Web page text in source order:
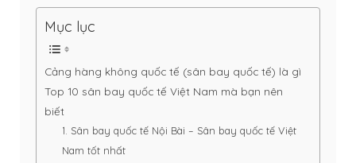
Mục lục
Cảng hàng không quốc tế (sân bay quốc tế) là gì
Top 10 sân bay quốc tế Việt Nam mà bạn nên
biết
1. Sân bay quốc tế Nội Bài – Sân bay quốc tế Việt
Nam tốt nhất